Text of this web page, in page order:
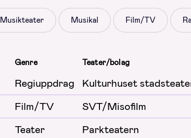
Musikteater Musikal Film/TV
Genre Teater/bolag
Regiuppdrag Kulturhuset
Film/TV SVT/Misofilm
Teater Parkteatern